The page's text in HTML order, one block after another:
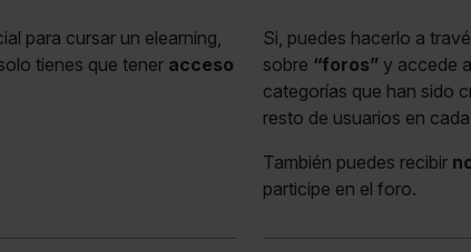
para cursar un elearning,
tienes que tener acceso
Si, puedes hacerlo a
sobre “foros” y accede
categorías que han sido
resto de usuarios en
También puedes recibir
participe en el foro.